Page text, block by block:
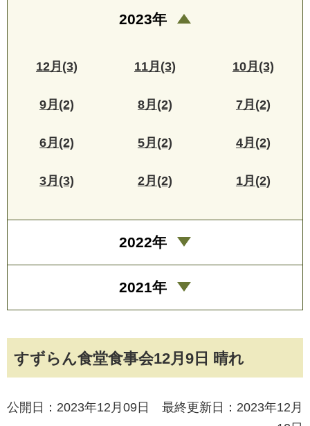
すずらん食堂食事会12月9日 晴れ
公開日：2023年12月09日 最終更新日：2023年12月
2023年
12月(3) 11月(3) 10月(3)
9月(2) 8月(2) 7月(2)
6月(2) 5月(2) 4月(2)
3月(3) 2月(2) 1月(2)
2022年
2021年